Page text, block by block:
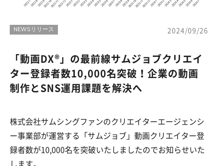
NEWSリリース 2024/09/26
「動画DX®︎」の最前線サムジョブクリエイ
ター登録者数10,000名突破！企業の動画
制作とSNS運用課題を解決へ
株式会社サムシングファンのクリエイターエージェンシ
ー事業部が運営する「サムジョブ」動画クリエイター登
録者数が10,000名を突破いたしましたのでお知らせいた
します。